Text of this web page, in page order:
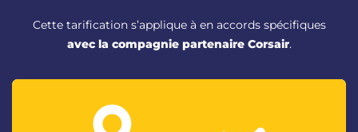
Cette tarification s’applique à en accords spécifiques
avec la compagnie partenaire Corsair.